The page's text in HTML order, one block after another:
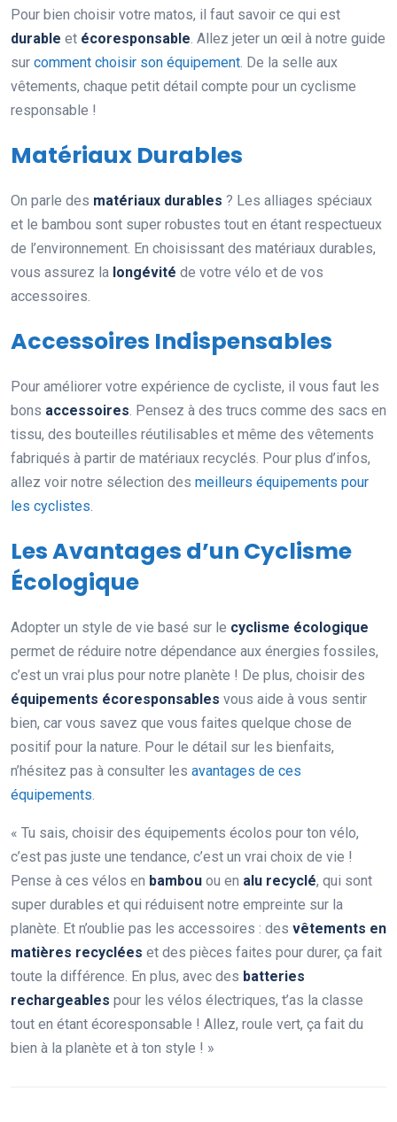
Pour bien choisir votre matos, il faut savoir ce qui est
durable et écoresponsable. Allez jeter un œil à notre guide
sur comment choisir son équipement. De la selle aux
vêtements, chaque petit détail compte pour un cyclisme
responsable !
Matériaux Durables
On parle des matériaux durables ? Les alliages spéciaux
et le bambou sont super robustes tout en étant respectueux
de l’environnement. En choisissant des matériaux durables,
vous assurez la longévité de votre vélo et de vos
accessoires.
Accessoires Indispensables
Pour améliorer votre expérience de cycliste, il vous faut les
bons accessoires. Pensez à des trucs comme des sacs en
tissu, des bouteilles réutilisables et même des vêtements
fabriqués à partir de matériaux recyclés. Pour plus d’infos,
allez voir notre sélection des meilleurs équipements pour
les cyclistes.
Les Avantages d’un Cyclisme
Écologique
Adopter un style de vie basé sur le cyclisme écologique
permet de réduire notre dépendance aux énergies fossiles,
c’est un vrai plus pour notre planète ! De plus, choisir des
équipements écoresponsables vous aide à vous sentir
bien, car vous savez que vous faites quelque chose de
positif pour la nature. Pour le détail sur les bienfaits,
n’hésitez pas à consulter les avantages de ces
équipements.
« Tu sais, choisir des équipements écolos pour ton vélo,
c’est pas juste une tendance, c’est un vrai choix de vie !
Pense à ces vélos en bambou ou en alu recyclé, qui sont
super durables et qui réduisent notre empreinte sur la
planète. Et n’oublie pas les accessoires : des vêtements en
matières recyclées et des pièces faites pour durer, ça fait
toute la différence. En plus, avec des batteries
rechargeables pour les vélos électriques, t’as la classe
tout en étant écoresponsable ! Allez, roule vert, ça fait du
bien à la planète et à ton style ! »